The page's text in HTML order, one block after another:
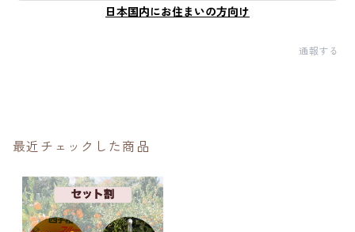
日本国内にお住まいの方向け
通報する
最近チェックした商品